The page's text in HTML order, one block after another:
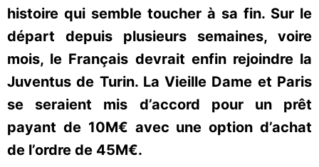
histoire qui semble toucher à sa fin. Sur le
départ depuis plusieurs semaines, voire
mois, le Français devrait enfin rejoindre la
Juventus de Turin. La Vieille Dame et Paris
se seraient mis d’accord pour un prêt
payant de 10M€ avec une option d’achat
de l’ordre de 45M€.